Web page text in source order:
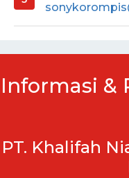
Informasi &
PT. Khalifah